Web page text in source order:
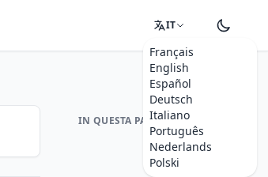
IT
Français
English
Español
Deutsch
Italiano
Português
Nederlands
Polski
IN QUESTA PAGINA